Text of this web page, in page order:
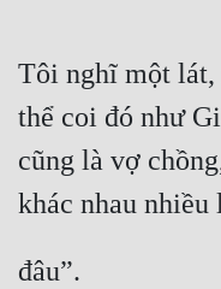
Tôi nghĩ một lát,
thể coi đó như
cũng là vợ
khác nhau nhiều
đâu”.